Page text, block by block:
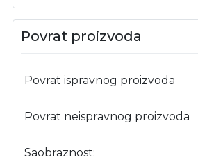
Povrat proizvoda
Povrat ispravnog proizvoda
Povrat neispravnog proizvoda
Saobraznost: